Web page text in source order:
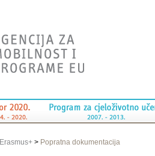
Erasmus+ > Popratna dokumentacija